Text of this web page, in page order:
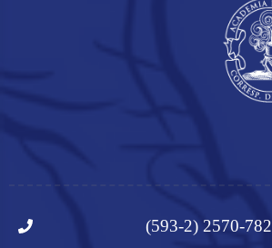
(593-2) 2570-782